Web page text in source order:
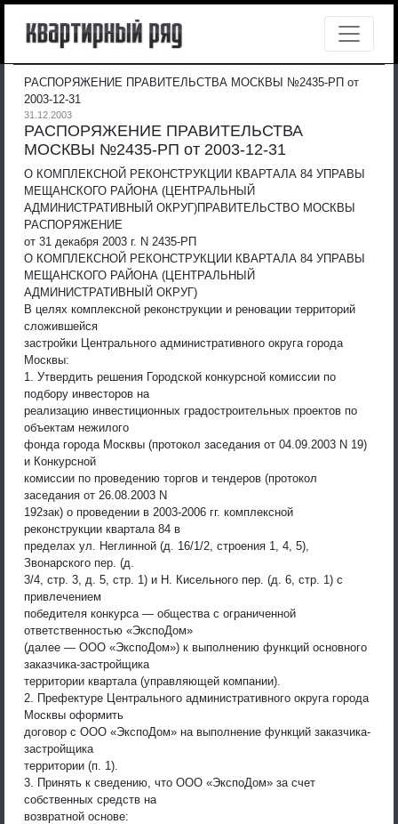
РАСПОРЯЖЕНИЕ ПРАВИТЕЛЬСТВА МОСКВЫ №2435-РП от
2003-12-31
31.12.2003
РАСПОРЯЖЕНИЕ ПРАВИТЕЛЬСТВА
МОСКВЫ №2435-РП от 2003-12-31
О КОМПЛЕКСНОЙ РЕКОНСТРУКЦИИ КВАРТАЛА 84 УПРАВЫ
МЕЩАНСКОГО РАЙОНА (ЦЕНТРАЛЬНЫЙ
АДМИНИСТРАТИВНЫЙ ОКРУГ)ПРАВИТЕЛЬСТВО МОСКВЫ
РАСПОРЯЖЕНИЕ
от 31 декабря 2003 г. N 2435-РП
О КОМПЛЕКСНОЙ РЕКОНСТРУКЦИИ КВАРТАЛА 84 УПРАВЫ
МЕЩАНСКОГО РАЙОНА (ЦЕНТРАЛЬНЫЙ
АДМИНИСТРАТИВНЫЙ ОКРУГ)
В целях комплексной реконструкции и реновации территорий
сложившейся
застройки Центрального административного округа города
Москвы:
1. Утвердить решения Городской конкурсной комиссии по
подбору инвесторов на
реализацию инвестиционных градостроительных проектов по
объектам нежилого
фонда города Москвы (протокол заседания от 04.09.2003 N 19)
и Конкурсной
комиссии по проведению торгов и тендеров (протокол
заседания от 26.08.2003 N
192зак) о проведении в 2003-2006 гг. комплексной
реконструкции квартала 84 в
пределах ул. Неглинной (д. 16/1/2, строения 1, 4, 5),
Звонарского пер. (д.
3/4, стр. 3, д. 5, стр. 1) и Н. Кисельного пер. (д. 6, стр. 1) с
привлечением
победителя конкурса — общества с ограниченной
ответственностью «ЭкспоДом»
(далее — ООО «ЭкспоДом») к выполнению функций основного
заказчика-застройщика
территории квартала (управляющей компании).
2. Префектуре Центрального административного округа города
Москвы оформить
договор с ООО «ЭкспоДом» на выполнение функций заказчика-
застройщика
территории (п. 1).
3. Принять к сведению, что ООО «ЭкспоДом» за счет
собственных средств на
возвратной основе: